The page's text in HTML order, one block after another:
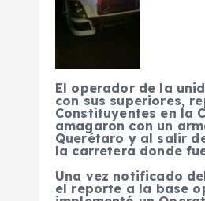
El operador de la
con sus superiores,
Constituyentes en la
amagaron con un
Querétaro y al salir
la carretera donde
Una vez notificado
el reporte a la base